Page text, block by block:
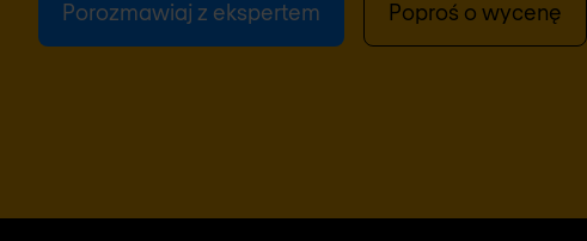
Porozmawiaj z ekspertem Poproś o wycenę